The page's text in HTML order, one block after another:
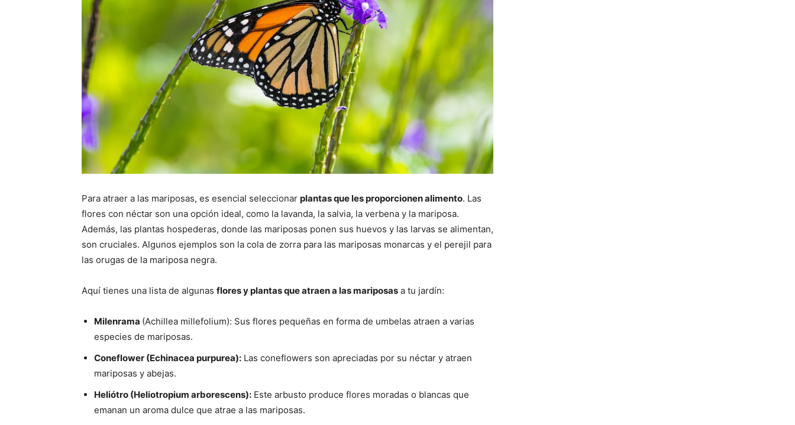
Para atraer a las mariposas, es esencial seleccionar plantas que les proporcionen alimento. Las
flores con néctar son una opción ideal, como la lavanda, la salvia, la verbena y la mariposa.
Además, las plantas hospederas, donde las mariposas ponen sus huevos y las larvas se alimentan,
son cruciales. Algunos ejemplos son la cola de zorra para las mariposas monarcas y el perejil para
las orugas de la mariposa negra.
Aquí tienes una lista de algunas flores y plantas que atraen a las mariposas a tu jardín:
Milenrama (Achillea millefolium): Sus flores pequeñas en forma de umbelas atraen a varias
especies de mariposas.
Coneflower (Echinacea purpurea): Las coneflowers son apreciadas por su néctar y atraen
mariposas y abejas.
Heliótro (Heliotropium arborescens): Este arbusto produce flores moradas o blancas que
emanan un aroma dulce que atrae a las mariposas.